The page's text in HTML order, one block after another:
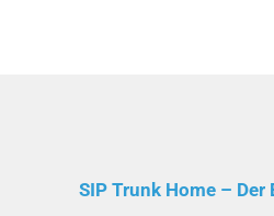
SIP Trunk Home –